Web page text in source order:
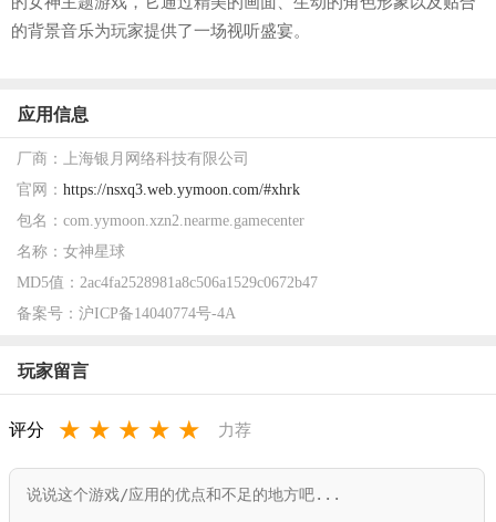
的背景音乐为玩家提供了一场视听盛宴。
应用信息
厂商： 上海银月网络科技有限公司
官网： https://nsxq3.web.yymoon.com/#xhrk
包名： com.yymoon.xzn2.nearme.gamecenter
名称： 女神星球
MD5值： 2ac4fa2528981a8c506a1529c0672b47
备案号： 沪ICP备14040774号-4A
玩家留言
评分 ★ ★ ★ ★ ★ 力荐